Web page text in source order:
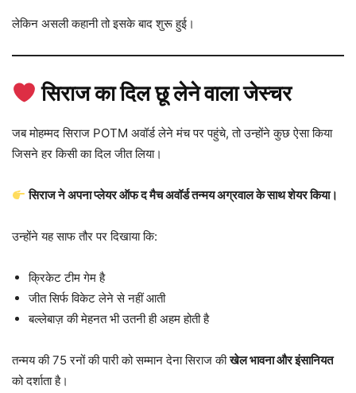
लेकिन असली कहानी तो इसके बाद शुरू हुई।
सिराज का दिल छू लेने वाला जेस्चर
जब मोहम्मद सिराज POTM अवॉर्ड लेने मंच पर पहुंचे, तो उन्होंने कुछ ऐसा किया
जिसने हर किसी का दिल जीत लिया।
सिराज ने अपना प्लेयर ऑफ द मैच अवॉर्ड तन्मय अग्रवाल के साथ शेयर किया।
उन्होंने यह साफ तौर पर दिखाया कि:
क्रिकेट टीम गेम है
जीत सिर्फ विकेट लेने से नहीं आती
बल्लेबाज़ की मेहनत भी उतनी ही अहम होती है
तन्मय की 75 रनों की पारी को सम्मान देना सिराज कीखेल भावना और इंसानियत
को दर्शाता है।